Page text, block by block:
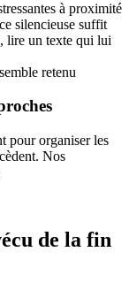
à proximité
silencieuse suffit
lire un texte qui lui
retenu
pour organiser les
Nos
de la fin